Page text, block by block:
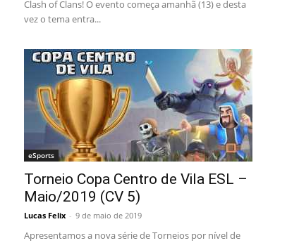
Clash of Clans! O evento começa amanhã (13) e desta
vez o tema entra...
eSports
Torneio Copa Centro de Vila ESL –
Maio/2019 (CV 5)
Lucas Felix - 9 de maio de 2019
Apresentamos a nova série de Torneios por nível de